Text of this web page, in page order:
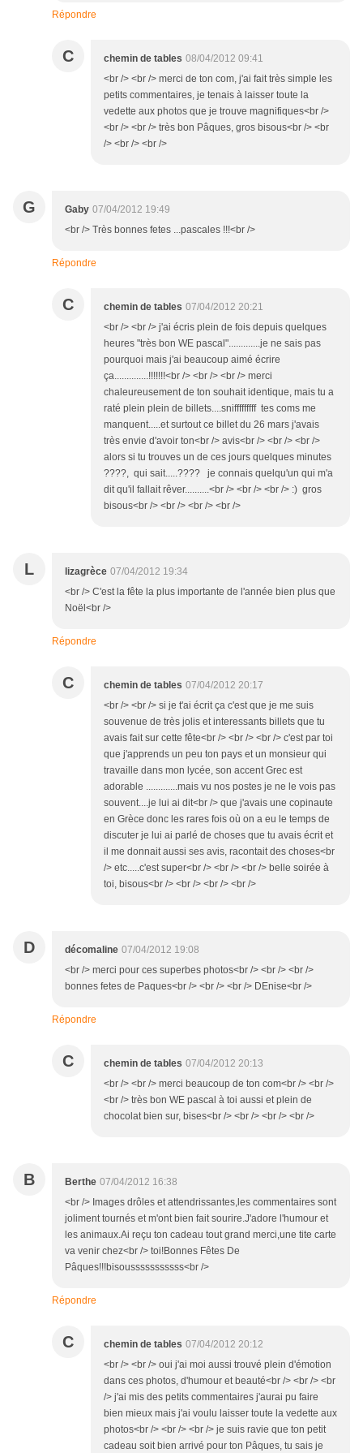
Répondre
C chemin de tables 08/04/2012 09:41
<br /> <br /> merci de ton com, j'ai fait très simple les
petits commentaires, je tenais à laisser toute la
vedette aux photos que je trouve magnifiques<br />
<br /> <br /> très bon Pâques, gros bisous<br /> <br
/> <br /> <br />
G Gaby 07/04/2012 19:49
<br /> Très bonnes fetes ...pascales !!!<br />
Répondre
C chemin de tables 07/04/2012 20:21
<br /> <br /> j'ai écris plein de fois depuis quelques
heures "très bon WE pascal".............je ne sais pas
pourquoi mais j'ai beaucoup aimé écrire
ça..............!!!!!!!<br /> <br /> <br /> merci
chaleureusement de ton souhait identique, mais tu a
raté plein plein de billets....snifffffffff tes coms me
manquent.....et surtout ce billet du 26 mars j'avais
très envie d'avoir ton<br /> avis<br /> <br /> <br />
alors si tu trouves un de ces jours quelques minutes
????, qui sait.....???? je connais quelqu'un qui m'a
dit qu'il fallait rêver..........<br /> <br /> <br /> :) gros
bisous<br /> <br /> <br /> <br />
L lizagrèce 07/04/2012 19:34
<br /> C'est la fête la plus importante de l'année bien plus que
Noël<br />
Répondre
C chemin de tables 07/04/2012 20:17
<br /> <br /> si je t'ai écrit ça c'est que je me suis
souvenue de très jolis et interessants billets que tu
avais fait sur cette fête<br /> <br /> <br /> c'est par toi
que j'apprends un peu ton pays et un monsieur qui
travaille dans mon lycée, son accent Grec est
adorable .............mais vu nos postes je ne le vois pas
souvent....je lui ai dit<br /> que j'avais une copinaute
en Grèce donc les rares fois où on a eu le temps de
discuter je lui ai parlé de choses que tu avais écrit et
il me donnait aussi ses avis, racontait des choses<br
/> etc.....c'est super<br /> <br /> <br /> belle soirée à
toi, bisous<br /> <br /> <br /> <br />
D décomaline 07/04/2012 19:08
<br /> merci pour ces superbes photos<br /> <br /> <br />
bonnes fetes de Paques<br /> <br /> <br /> DEnise<br />
Répondre
C chemin de tables 07/04/2012 20:13
<br /> <br /> merci beaucoup de ton com<br /> <br />
<br /> très bon WE pascal à toi aussi et plein de
chocolat bien sur, bises<br /> <br /> <br /> <br />
B Berthe 07/04/2012 16:38
<br /> Images drôles et attendrissantes,les commentaires sont
joliment tournés et m'ont bien fait sourire.J'adore l'humour et
les animaux.Ai reçu ton cadeau tout grand merci,une tite carte
va venir chez<br /> toi!Bonnes Fêtes De
Pâques!!!bisousssssssssss<br />
Répondre
C chemin de tables 07/04/2012 20:12
<br /> <br /> oui j'ai moi aussi trouvé plein d'émotion
dans ces photos, d'humour et beauté<br /> <br /> <br
/> j'ai mis des petits commentaires j'aurai pu faire
bien mieux mais j'ai voulu laisser toute la vedette aux
photos<br /> <br /> <br /> je suis ravie que ton petit
cadeau soit bien arrivé pour ton Pâques, tu sais je